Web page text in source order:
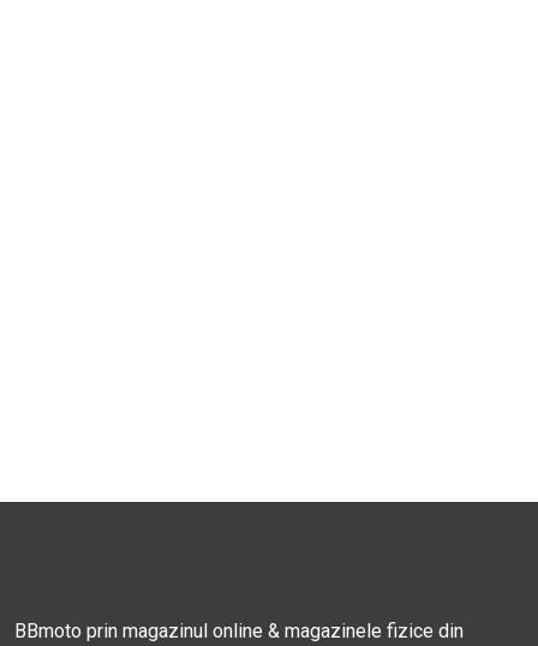
BBmoto prin magazinul online & magazinele fizice din